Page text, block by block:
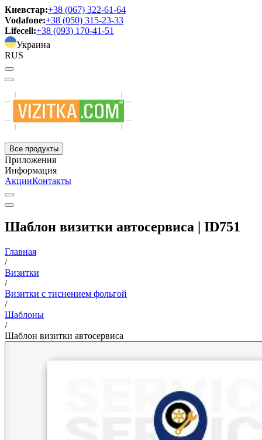
Киевстар:+38 (067) 322-61-64
Vodafone:+38 (050) 315-23-33
Lifecell:+38 (093) 170-41-51
Украина
RUS
Все продукты
Приложения
Информация
АкцииКонтакты
Шаблон визитки автосервиса | ID751
Главная
/
Визитки
/
Визитки с тиснением фольгой
/
Шаблоны
/
Шаблон визитки автосервиса